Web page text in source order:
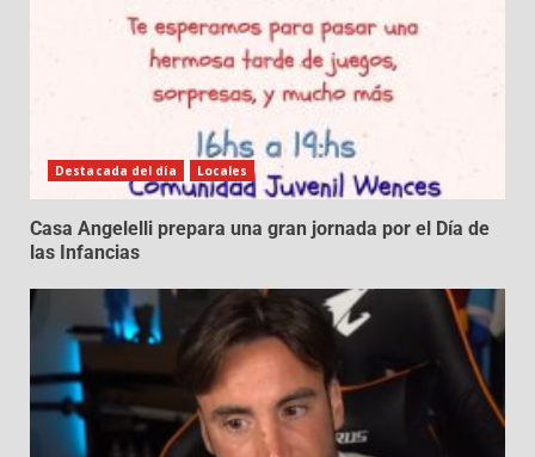
Destacada del día Locales
Casa Angelelli prepara una gran jornada por el Día de
las Infancias